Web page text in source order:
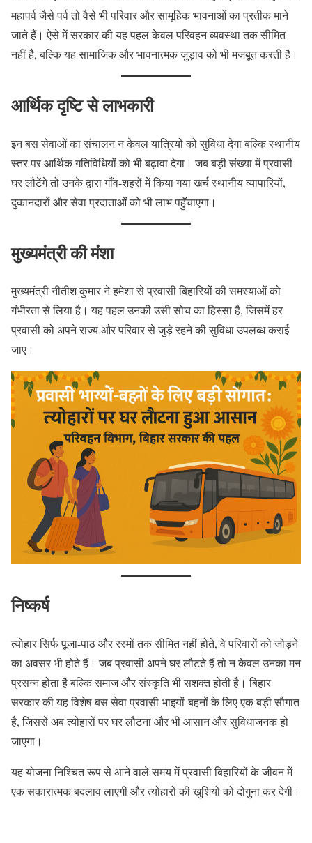
महापर्व जैसे पर्व तो वैसे भी परिवार और सामूहिक भावनाओं का प्रतीक माने
जाते हैं। ऐसे में सरकार की यह पहल केवल परिवहन व्यवस्था तक सीमित
नहीं है, बल्कि यह सामाजिक और भावनात्मक जुड़ाव को भी मजबूत करती है।
आर्थिक दृष्टि से लाभकारी
इन बस सेवाओं का संचालन न केवल यात्रियों को सुविधा देगा बल्कि स्थानीय
स्तर पर आर्थिक गतिविधियों को भी बढ़ावा देगा। जब बड़ी संख्या में प्रवासी
घर लौटेंगे तो उनके द्वारा गाँव-शहरों में किया गया खर्च स्थानीय व्यापारियों,
दुकानदारों और सेवा प्रदाताओं को भी लाभ पहुँचाएगा।
मुख्यमंत्री की मंशा
मुख्यमंत्री नीतीश कुमार ने हमेशा से प्रवासी बिहारियों की समस्याओं को
गंभीरता से लिया है। यह पहल उनकी उसी सोच का हिस्सा है, जिसमें हर
प्रवासी को अपने राज्य और परिवार से जुड़े रहने की सुविधा उपलब्ध कराई
जाए।
निष्कर्ष
त्योहार सिर्फ पूजा-पाठ और रस्मों तक सीमित नहीं होते, वे परिवारों को जोड़ने
का अवसर भी होते हैं। जब प्रवासी अपने घर लौटते हैं तो न केवल उनका मन
प्रसन्न होता है बल्कि समाज और संस्कृति भी सशक्त होती है। बिहार
सरकार की यह विशेष बस सेवा प्रवासी भाइयों-बहनों के लिए एक बड़ी सौगात
है, जिससे अब त्योहारों पर घर लौटना और भी आसान और सुविधाजनक हो
जाएगा।
यह योजना निश्चित रूप से आने वाले समय में प्रवासी बिहारियों के जीवन में
एक सकारात्मक बदलाव लाएगी और त्योहारों की खुशियों को दोगुना कर देगी।